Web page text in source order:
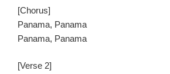
[Chorus]
Panama, Panama
Panama, Panama
[Verse 2]